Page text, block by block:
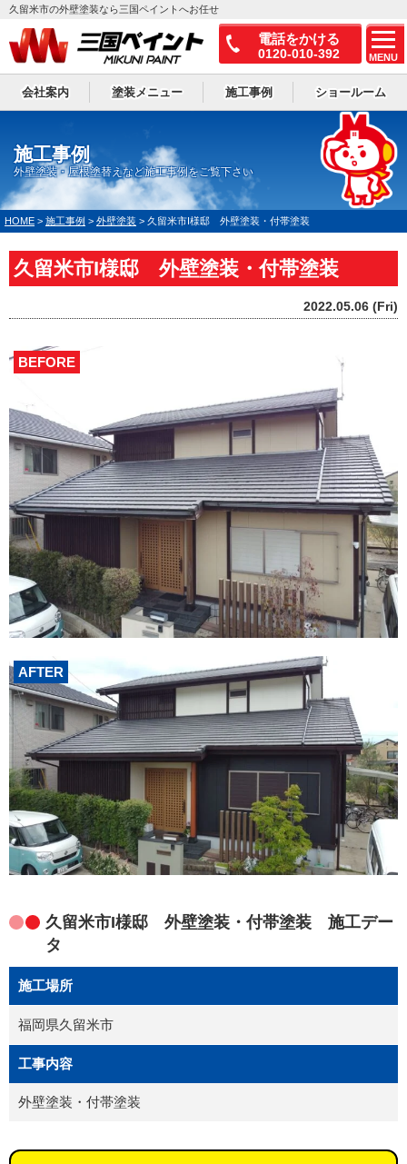
電話をかける
0120-010-392 MENU
久留米市の外壁塗装なら三国ペイントへお任せ
会社案内 塗装メニュー 施工事例 ショールーム
施工事例
外壁塗装・屋根塗替えなど施工事例をご覧下さい
HOME > 施工事例 > 外壁塗装 > 久留米市I様邸 外壁塗装・付帯塗装
久留米市I様邸 外壁塗装・付帯塗装
2022.05.06 (Fri)
AFTER
BEFORE
久留米市I様邸 外壁塗装・付帯塗装 施工デー
タ
施工場所
福岡県久留米市
工事内容
外壁塗装・付帯塗装